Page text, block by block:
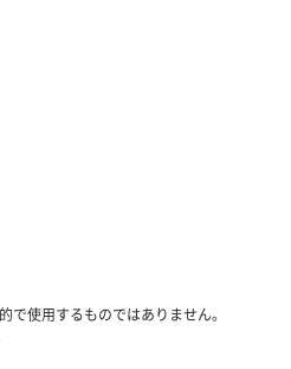
使用するものではありません。